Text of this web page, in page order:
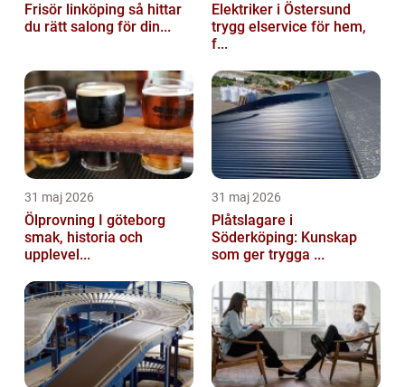
Frisör linköping så hittar
du rätt salong för din...
Elektriker i Östersund
trygg elservice för hem,
f...
31 maj 2026
Ölprovning I göteborg
smak, historia och
upplevel...
31 maj 2026
Plåtslagare i
Söderköping: Kunskap
som ger trygga ...